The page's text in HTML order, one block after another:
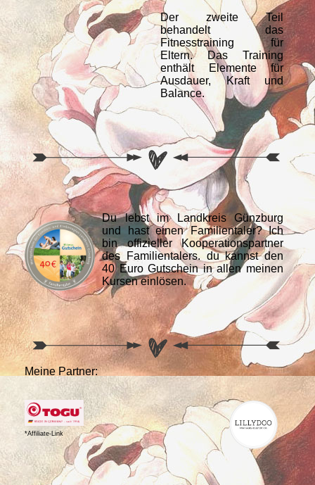
Der zweite Teil
behandelt das
Fitnesstraining für
Eltern. Das Training
enthält Elemente für
Ausdauer, Kraft und
Balance.
Du lebst im Landkreis Günzburg
und hast einen Familientaler? Ich
bin offizieller Kooperationspartner
des Familientalers. du kannst den
40 Euro Gutschein in allen meinen
Kursen einlösen.
Meine Partner:
*Affiliate-Link